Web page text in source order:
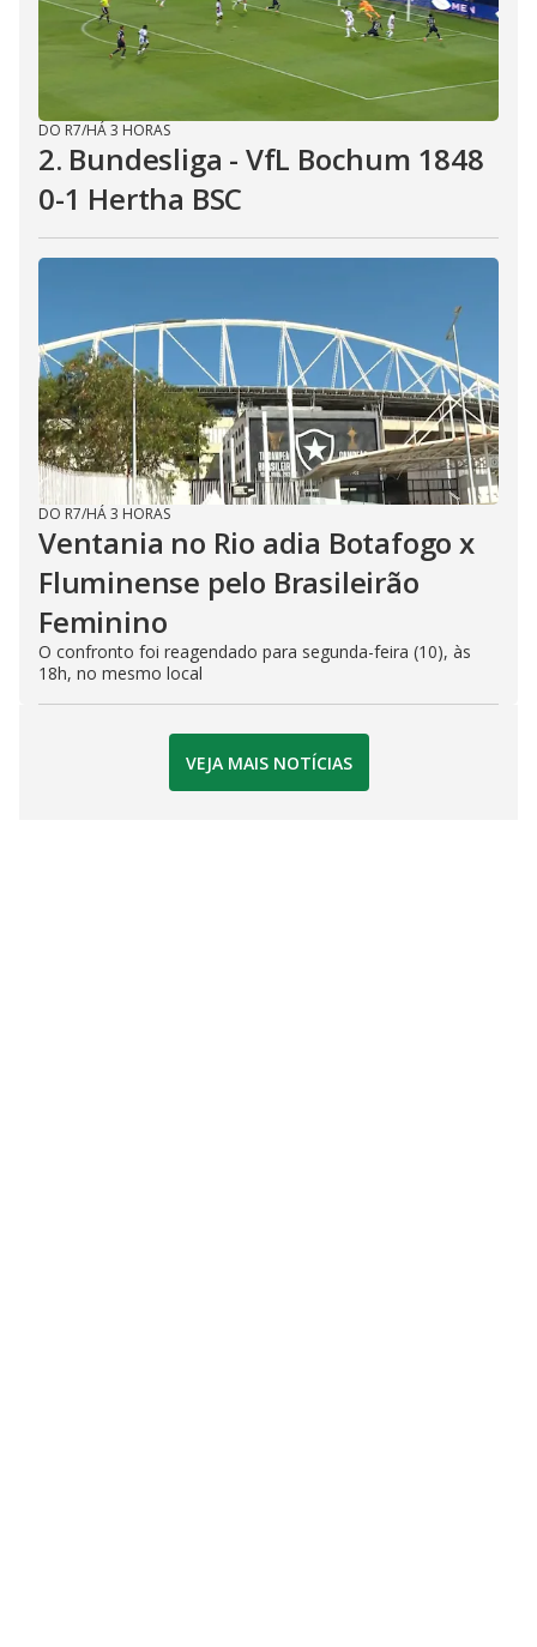
DO R7/HÁ 3 HORAS
2. Bundesliga - VfL Bochum 1848
0-1 Hertha BSC
DO R7/HÁ 3 HORAS
Ventania no Rio adia Botafogo x
Fluminense pelo Brasileirão
Feminino
O confronto foi reagendado para segunda-feira (10), às
18h, no mesmo local
VEJA MAIS NOTÍCIAS